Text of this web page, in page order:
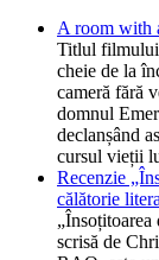
A room with
Titlul
cheie de la
cameră fără
domnul
declanșând
cursul vieții
Recenzie
călătorie
scrisă de